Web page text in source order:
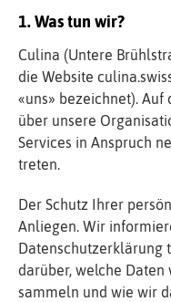
Was tun wir?
Culina (Untere
die Website
«uns» bezeichnet). Auf
über unsere
Services in Anspruch
treten.
Der Schutz Ihrer
Anliegen. Wir
Datenschutzerklärung
darüber, welche Daten
sammeln und wie wir